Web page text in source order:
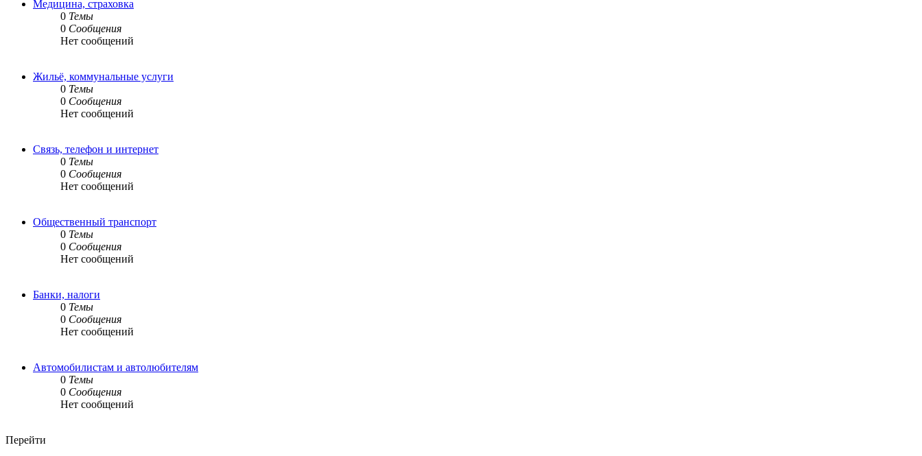
Медицина, страховка
0 Темы
0 Сообщения
Нет сообщений
Жильё, коммунальные услуги
0 Темы
0 Сообщения
Нет сообщений
Связь, телефон и интернет
0 Темы
0 Сообщения
Нет сообщений
Общественный транспорт
0 Темы
0 Сообщения
Нет сообщений
Банки, налоги
0 Темы
0 Сообщения
Нет сообщений
Автомобилистам и автолюбителям
0 Темы
0 Сообщения
Нет сообщений
Перейти